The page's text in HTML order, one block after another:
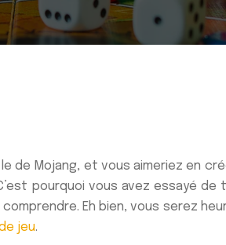
Mojang, et vous aimeriez en
pourquoi vous avez essayé
Eh bien, vous serez
jeu.